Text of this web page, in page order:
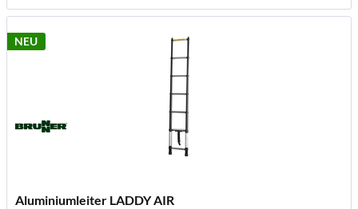
NEU
Aluminiumleiter LADDY AIR